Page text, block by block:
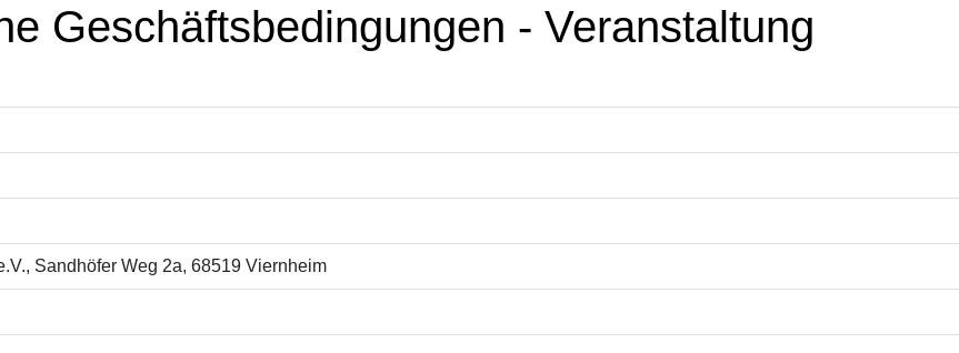
Geschäftsbedingungen - Veranstaltung
Sandhöfer Weg 2a, 68519 Viernheim